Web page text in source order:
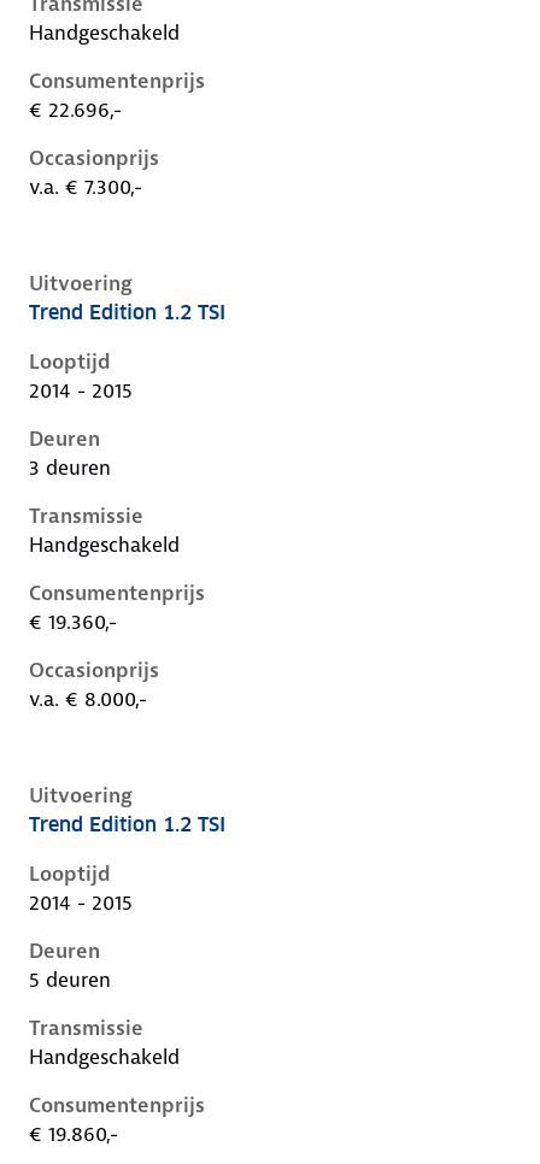
Handgeschakeld
Consumentenprijs
€ 22.696,-
Occasionprijs
v.a. € 7.300,-
Uitvoering
Volkswagen Golf vii, 1.2 tsi, 63 kW, Benzine, 3 deuren
Trend Edition 1.2 TSI
Looptijd
2014 - 2015
Deuren
3 deuren
Transmissie
Handgeschakeld
Consumentenprijs
€ 19.360,-
Occasionprijs
v.a. € 8.000,-
Uitvoering
Volkswagen Golf vii, 1.2 tsi, 63 kW, Benzine, 5 deuren
Trend Edition 1.2 TSI
Looptijd
2014 - 2015
Deuren
5 deuren
Transmissie
Handgeschakeld
Consumentenprijs
€ 19.860,-